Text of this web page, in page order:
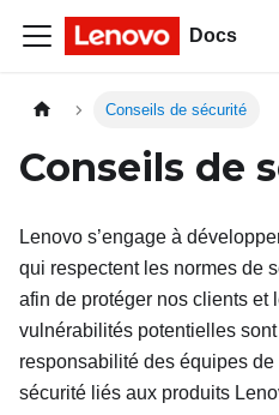
Docs
Conseils de sécurité
Conseils de
Lenovo s’engage à
qui respectent les normes de
afin de protéger nos clients et
vulnérabilités potentielles
responsabilité des équipes
sécurité liés aux produits